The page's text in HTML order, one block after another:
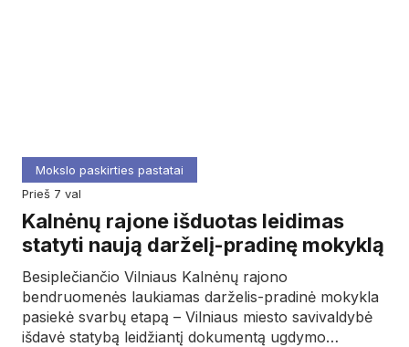
Mokslo paskirties pastatai
prieš 7 val
Kalnėnų rajone išduotas leidimas
statyti naują darželį-pradinę mokyklą
Besiplečiančio Vilniaus Kalnėnų rajono
bendruomenės laukiamas darželis-pradinė mokykla
pasiekė svarbų etapą – Vilniaus miesto savivaldybė
išdavė statybą leidžiantį dokumentą ugdymo…